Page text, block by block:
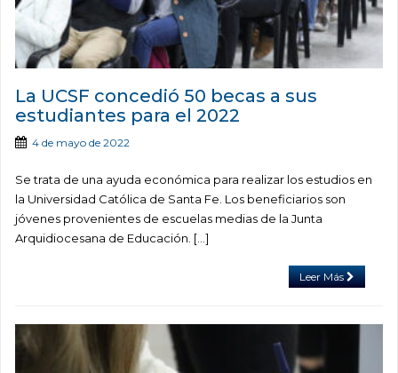
La UCSF concedió 50 becas a sus
estudiantes para el 2022
4 de mayo de 2022
Se trata de una ayuda económica para realizar los estudios en
la Universidad Católica de Santa Fe. Los beneficiarios son
jóvenes provenientes de escuelas medias de la Junta
Arquidiocesana de Educación. […]
Leer Más